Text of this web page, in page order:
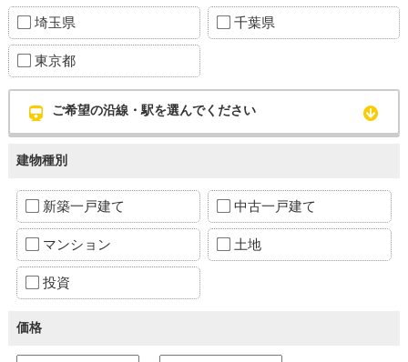
埼玉県 千葉県
東京都
ご希望の沿線・駅を選んでください
建物種別
新築一戸建て 中古一戸建て
マンション 土地
投資
価格